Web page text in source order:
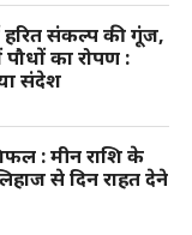
हरित संकल्प की गूंज,
का रोपण :
संदेश
: मीन राशि के
से दिन राहत देने